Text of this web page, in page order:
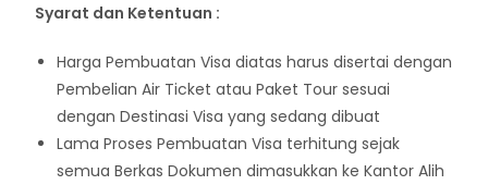
Syarat dan Ketentuan :
Harga Pembuatan Visa diatas harus disertai dengan
Pembelian Air Ticket atau Paket Tour sesuai
dengan Destinasi Visa yang sedang dibuat
Lama Proses Pembuatan Visa terhitung sejak
semua Berkas Dokumen dimasukkan ke Kantor Alih